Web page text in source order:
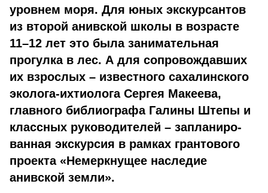
уровнем моря. Для юных экскурсантов
из второй анивской школы в возрасте
11–12 лет это была занимательная
прогулка в лес. А для сопровождавших
их взрослых – известного сахалинского
эколога-ихтиолога Сергея Макеева,
главного библиографа Галины Штепы и
классных руководителей – запланиро­
ванная экскурсия в рамках грантового
проекта «Немеркнущее наследие
анивской земли».